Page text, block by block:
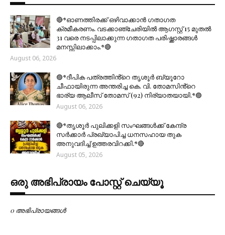
🔴*ഓണത്തിരക്ക് ഒഴിവാക്കാൻ ഗതാഗത
ക്രമീകരണം. വടക്കാഞ്ചേരിയിൽ ആഗസ്റ്റ് 15 മുതല്‍
31 വരെ നടപ്പിലാക്കുന്ന ഗതാഗത പരിഷ്ക്കാരങ്ങൾ
മനസ്സിലാക്കാം.*🔴
August 06, 2026
🟣*ദീപിക പത്രത്തിൻ്റെ തൃശൂർ ബ്യൂറോ
ചീഫായിരുന്ന അന്തരിച്ച കെ. വി. തോമസിൻ്റെ
ഭാര്യ ആലീസ് തോമസ് (92) നിര്യാതയായി.*🟣
August 06, 2026
🔴*തൃശൂര്‍ പുലിക്കളി സംഘങ്ങള്‍ക്ക് കേന്ദ്ര
സര്‍ക്കാര്‍ പ്രഖ്യാപിച്ച ധനസഹായ തുക
അനുവദിച്ച് ഉത്തരവിറക്കി.*🔴
August 05, 2026
ഒരു അഭിപ്രായം പോസ്റ്റ് ചെയ്യൂ
0 അഭിപ്രായങ്ങള്‍